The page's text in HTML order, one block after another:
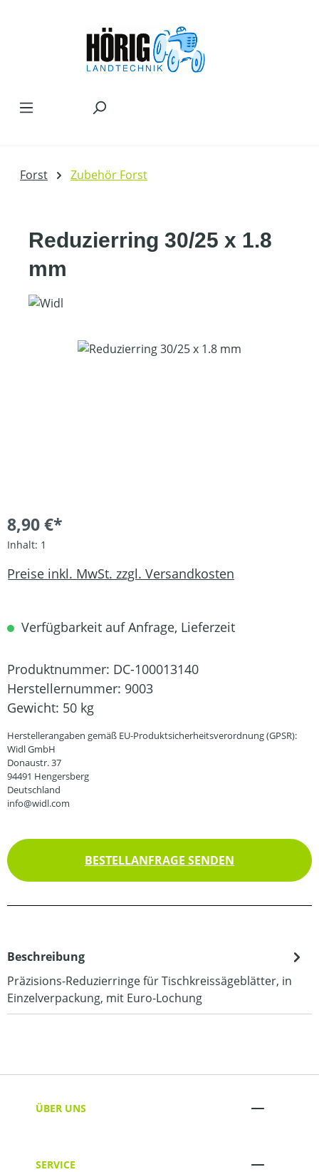
Forst Zubehör Forst
Reduzierring 30/25 x 1.8
mm
Bildergalerie überspringen
8,90 €*
Inhalt: 1
Preise inkl. MwSt. zzgl. Versandkosten
Verfügbarkeit auf Anfrage, Lieferzeit
Produktnummer: DC-100013140
Herstellernummer: 9003
Gewicht: 50 kg
Herstellerangaben gemäß EU-Produktsicherheitsverordnung (GPSR):
Widl GmbH
Donaustr. 37
94491 Hengersberg
Deutschland
info@widl.com
BESTELLANFRAGE SENDEN
Beschreibung
Präzisions-Reduzierringe für Tischkreissägeblätter, in
Einzelverpackung, mit Euro-Lochung
ÜBER UNS
SERVICE